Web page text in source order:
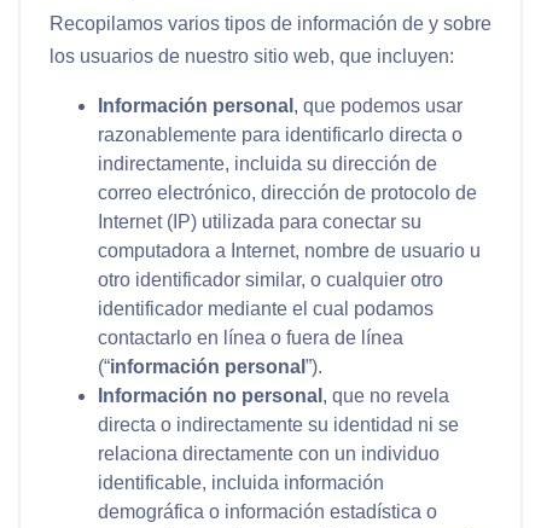
Recopilamos varios tipos de información de y sobre
los usuarios de nuestro sitio web, que incluyen:
Información personal , que podemos usar
razonablemente para identificarlo directa o
indirectamente, incluida su dirección de
correo electrónico, dirección de protocolo de
Internet (IP) utilizada para conectar su
computadora a Internet, nombre de usuario u
otro identificador similar, o cualquier otro
identificador mediante el cual podamos
contactarlo en línea o fuera de línea
(“información personal ”).
Información no personal , que no revela
directa o indirectamente su identidad ni se
relaciona directamente con un individuo
identificable, incluida información
demográfica o información estadística o